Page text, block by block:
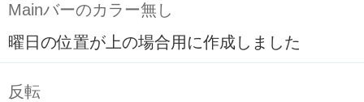
Mainバーのカラー無し
曜日の位置が上の場合用に作成しました
反転